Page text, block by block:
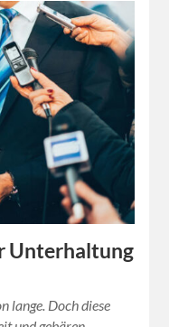
Unterhaltung
lange. Doch diese